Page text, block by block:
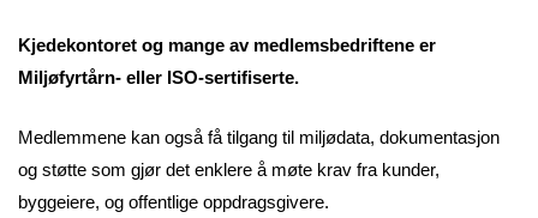
Kjedekontoret og mange av medlemsbedriftene er
Miljøfyrtårn- eller ISO-sertifiserte.
Medlemmene kan også få tilgang til miljødata, dokumentasjon
og støtte som gjør det enklere å møte krav fra kunder,
byggeiere, og offentlige oppdragsgivere.